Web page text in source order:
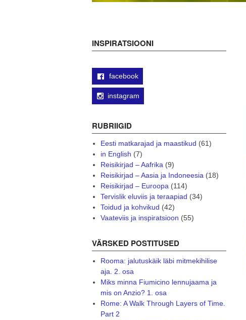
INSPIRATSIOONI
facebook
instagram
RUBRIIGID
Eesti matkarajad ja maastikud (61)
in English (7)
Reisikirjad – Aafrika(9)
Reisikirjad – Aasia ja Indoneesia(18)
Reisikirjad – Euroopa(114)
Tervislik eluviis ja teraapiad (34)
Toidud ja kohvikud (42)
Vaateviis ja inspiratsioon (55)
VÄRSKED POSTITUSED
Rooma: jalutuskäik läbi mitmekihilise
aja. 2. osa
Miks minna Fiumicino lennujaama ja
mis on Anzio? 1. osa
Rome: A Walk Through Layers of Time.
Part 2